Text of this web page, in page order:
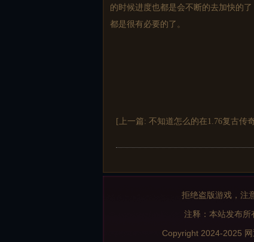
的时候进度也都是会不断的去加快的
都是很有必要的了。
[上一篇: 不知道怎么的在1.76复古传
拒绝盗版游戏，注
注释：本站发布所
Copyright 2024-2025